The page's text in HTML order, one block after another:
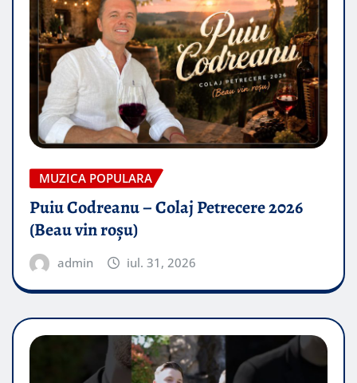
MUZICA POPULARA
Puiu Codreanu – Colaj Petrecere 2026
(Beau vin roșu)
admin iul. 31, 2026